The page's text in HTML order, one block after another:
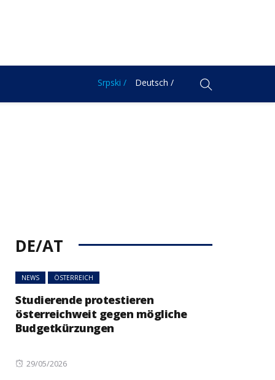
Srpski / Deutsch /
DE/AT
NEWS ÖSTERREICH
Studierende protestieren
österreichweit gegen mögliche
Budgetkürzungen
Posted
29/05/2026